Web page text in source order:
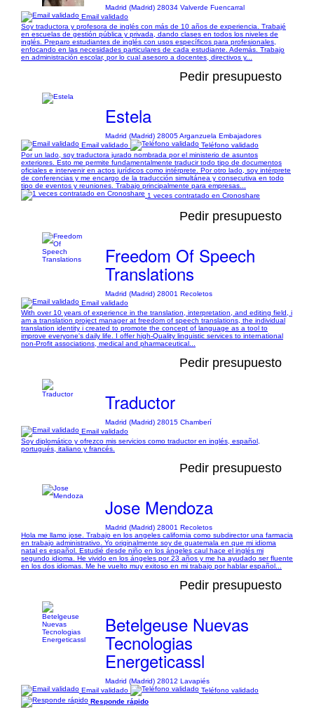
Madrid (Madrid) 28034 Valverde Fuencarral
Email validado
Soy traductora y profesora de inglés con más de 10 años de experiencia. Trabajé
en escuelas de gestión pública y privada, dando clases en todos los niveles de
inglés. Preparo estudiantes de inglés con usos específicos para profesionales,
enfocando en las necesidades particulares de cada estudiante. Además. Trabajo
en administración escolar, por lo cual asesoro a docentes, directivos y...
Pedir presupuesto
Estela
Madrid (Madrid) 28005 Arganzuela Embajadores
Email validado
Teléfono validado
Por un lado, soy traductora jurado nombrada por el ministerio de asuntos
exteriores. Esto me permite fundamentalmente traducir todo tipo de documentos
oficiales e intervenir en actos jurídicos como intérprete. Por otro lado, soy intérprete
de conferencias y me encargo de la traducción simultánea y consecutiva en todo
tipo de eventos y reuniones. Trabajo principalmente para empresas...
1 veces contratado en Cronoshare
Pedir presupuesto
Freedom Of Speech
Translations
Madrid (Madrid) 28001 Recoletos
Email validado
With over 10 years of experience in the translation, interpretation, and editing field, i
am a translation project manager at freedom of speech translations, the individual
translation identity i created to promote the concept of language as a tool to
improve everyone's daily life. I offer high-Quality linguistic services to international
non-Profit associations, medical and pharmaceutical...
Pedir presupuesto
Traductor
Madrid (Madrid) 28015 Chamberí
Email validado
Soy diplomático y ofrezco mis servicios como traductor en inglés, español,
portugués, italiano y francés.
Pedir presupuesto
Jose Mendoza
Madrid (Madrid) 28001 Recoletos
Hola me llamo jose. Trabajo en los angeles california como subdirector una farmacia
en trabajo administrativo. Yo originalmente soy de guatemala en que mi idioma
natal es español. Estudié desde niño en los ángeles caul hace el inglés mi
segundo idioma. He vivido en los ángeles por 23 años y me ha ayudado ser fluente
en los dos idiomas. Me he vuelto muy exitoso en mi trabajo por hablar español...
Pedir presupuesto
Betelgeuse Nuevas
Tecnologias
Energeticassl
Madrid (Madrid) 28012 Lavapiés
Email validado
Teléfono validado
Responde rápido